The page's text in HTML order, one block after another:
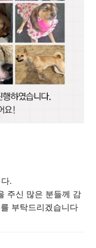
.
주신 많은 분들께 감
부탁드리겠습니다